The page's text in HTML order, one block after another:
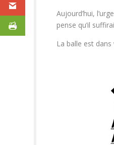
Aujourd’hui,
pense qu’il
La balle est